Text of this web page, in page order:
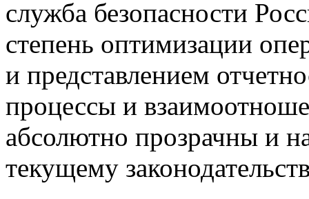
служба безопасности
степень оптимизации
и представлением
процессы и
абсолютно прозрачны и
текущему